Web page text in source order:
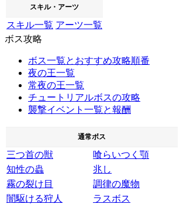
スキル・アーツ
スキル一覧 アーツ一覧
ボス攻略
ボス一覧とおすすめ攻略順番
夜の王一覧
常夜の王一覧
チュートリアルボスの攻略
襲撃イベント一覧と報酬
通常ボス
三つ首の獣
喰らいつく顎
知性の蟲
兆し
霧の裂け目
調律の魔物
闇駆ける狩人
ラスボス